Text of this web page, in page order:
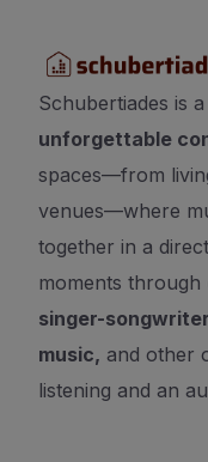
Schubertiades is
unforgettable
spaces—from
venues—where
together in a
moments through
singer-
music, and other
listening and an